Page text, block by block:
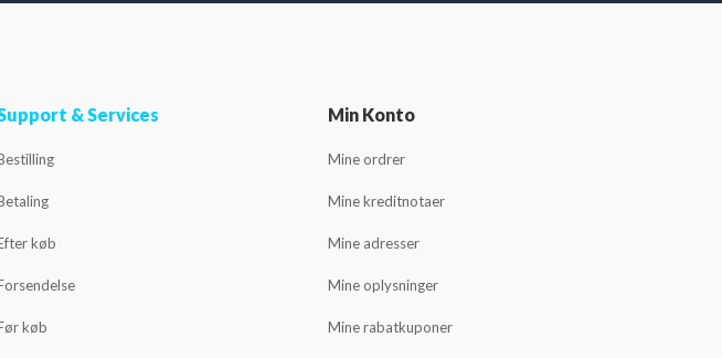
& Services
køb
køb
Min Konto
Mine ordrer
Mine kreditnotaer
Mine adresser
Mine oplysninger
Mine rabatkuponer